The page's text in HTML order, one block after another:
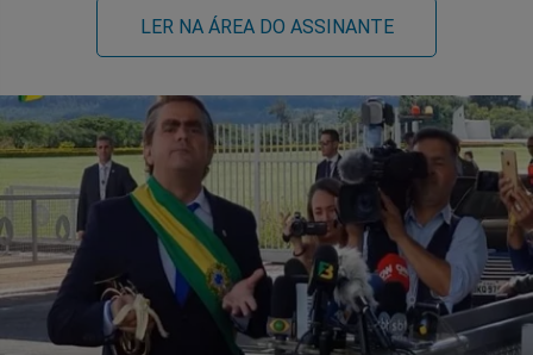
LER NA ÁREA DO ASSINANTE